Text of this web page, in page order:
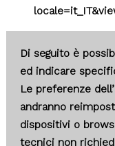
Di seguito è
ed indicare
Le preferenze
andranno
dispositivi o
tecnici non